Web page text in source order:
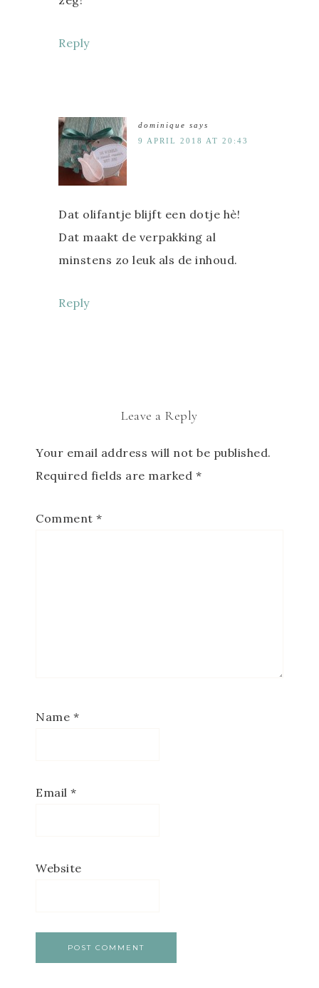
Reply
dominique says
9 APRIL 2018 AT 20:43
Dat olifantje blijft een dotje hè!
Dat maakt de verpakking al
minstens zo leuk als de inhoud.
Reply
Leave a Reply
Your email address will not be published.
Required fields are marked *
Comment *
Name *
Email *
Website